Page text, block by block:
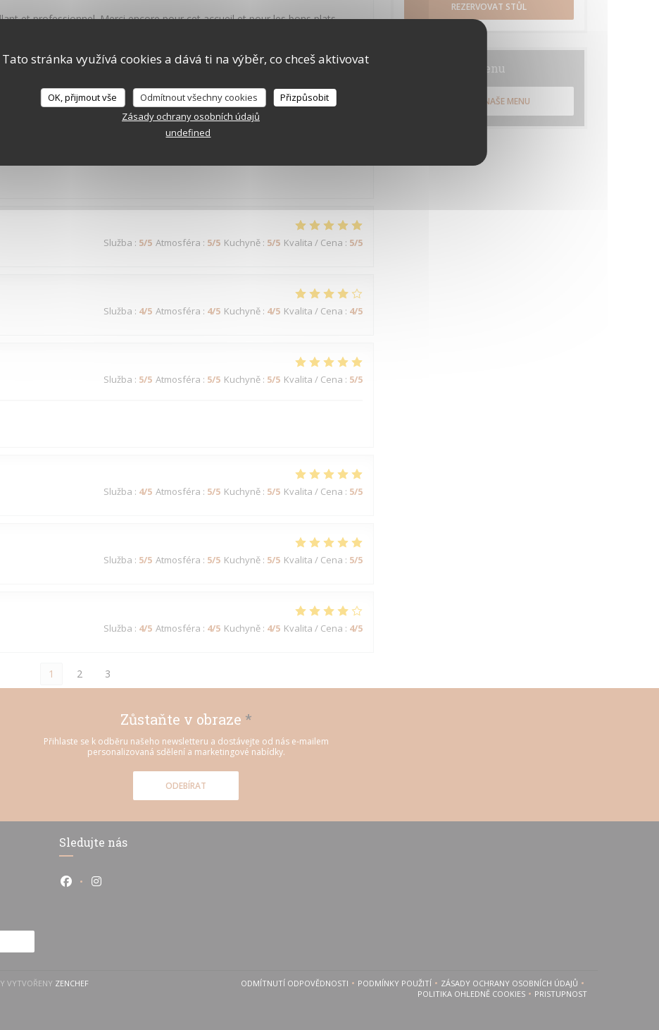
Tato stránka využívá cookies a dává ti na výběr, co chceš aktivovat
OK, přijmout vše Odmítnout všechny cookies
Přizpůsobit
Zásady ochrany osobních údajů
undefined
et professionnel. Merci encore pour cet accueil et pour les bons plats.
Služba :5/5 Atmosféra:5/5 Kuchyně: /5 Kvalita / Cena
! Situé tout près du Théâtre Mogador, c'est une excellente adresse avant
et de grande qualité. L'équipe est accueillante, attentive et tout est
et le rapport qualité-prix est appréciable. Une adresse que je recommande
Služba : 5/5 Atmosféra : 5/5 Kuchyně : 5/5 Kvalita / Cena : 5/5
Služba : 4/5 Atmosféra : 4/5 Kuchyně : 4/5 Kvalita / Cena : 4/5
Služba : 5/5 Atmosféra : 5/5 Kuchyně : 5/5 Kvalita / Cena : 5/5
Služba : 4/5 Atmosféra : 5/5 Kuchyně : 5/5 Kvalita / Cena : 5/5
Služba : 5/5 Atmosféra : 5/5 Kuchyně : 5/5 Kvalita / Cena : 5/5
Služba : 4/5 Atmosféra : 4/5 Kuchyně : 4/5 Kvalita / Cena : 4/5
1 2 3
REZERVOVAT STŮL
Menu
OBJEVTE NAŠE MENU
Zůstaňte v obraze *
Přihlaste se k odběru našeho newsletteru a dostávejte od nás e-mailem
personalizovaná sdělení a marketingové nabídky.
ODEBÍRAT
Sledujte nás
Facebook ((otevře se v novém okně))
Instagram ((otevře se v novém okně))
VYTVOŘENY ZENCHEF((OTEVŘE SE V NOVÉM OKNĚ)) ODMÍTNUTÍ ODPOVĚDNOSTI((OTEVŘE SE V NOVÉM OKNĚ))
PODMÍNKY POUŽITÍ((OTEVŘE SE V NOVÉM OKNĚ))
ZÁSADY OCHRANY OSOBNÍCH ÚDAJŮ
((OTEVŘE SE V NOVÉM OKNĚ))
POLITIKA OHLEDNĚ COOKIES((OTEVŘE SE V NOVÉM OKNĚ))
PRISTUPNOST((OTEVŘE SE V NOVÉM